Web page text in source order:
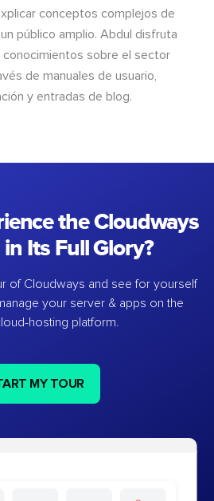
conceptos complejos de
público amplio. Abdul disfruta
conocimientos sobre el sector
de manuales de usuario,
y entradas de blog.
the Cloudways
Its Full Glory?
of Cloudways and see for yourself
your server & apps on the
hosting platform.
MY TOUR